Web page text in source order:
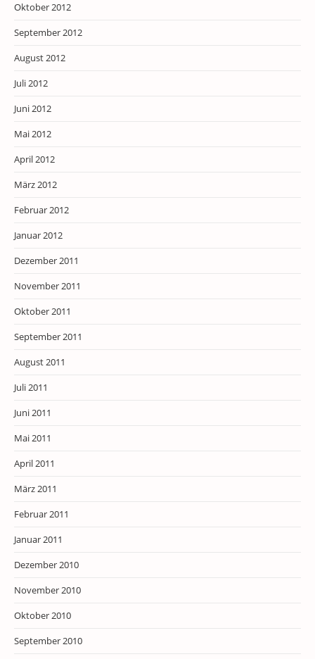
Oktober 2012
September 2012
August 2012
Juli 2012
Juni 2012
Mai 2012
April 2012
März 2012
Februar 2012
Januar 2012
Dezember 2011
November 2011
Oktober 2011
September 2011
August 2011
Juli 2011
Juni 2011
Mai 2011
April 2011
März 2011
Februar 2011
Januar 2011
Dezember 2010
November 2010
Oktober 2010
September 2010